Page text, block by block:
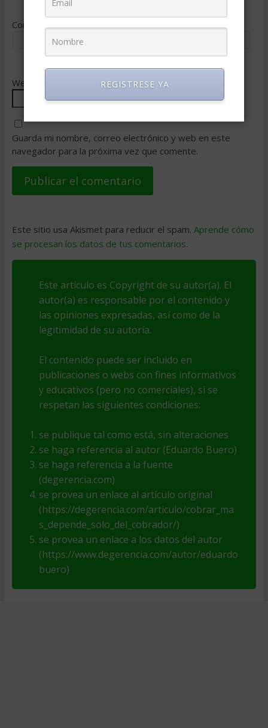
Correo electrónico*
Web
Guarda mi nombre, correo electrónico y web en este
navegador para la próxima vez que comente.
Este sitio usa Akismet para reducir el spam. Aprende cómo
se procesan los datos de tus comentarios.
Este artículo es Copyright de su autor(a). El
autor(a) es responsable por el contenido y
las opiniones expresadas, así como de la
legitimidad de su autoría.
El contenido puede ser incluido en
publicaciones o webs con fines informativos
y educativos (pero no comerciales), si se
respetan las siguientes condiciones:
se publique tal como está, sin alteraciones
se haga referencia al autor (Eduardo Buero)
se haga referencia a la fuente
(degerencia.com)
se provea un enlace al artículo original
(https://degerencia.com/articulo/cobrar_ma
s_depende_solo_del_cobrador/)
se provea un enlace a los datos del autor
(https://www.degerencia.com/autor/eduardo
buero)
REGISTRESE YA